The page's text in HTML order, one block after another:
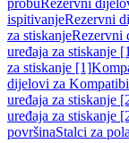
probuRezervni
ispitivanjeRezervni
za stiskanjeRezervni
uređaja za stiskanje
za stiskanje [1]
dijelovi za
uređaja za stiskanje
uređaja za stiskanje
površinaStalci za